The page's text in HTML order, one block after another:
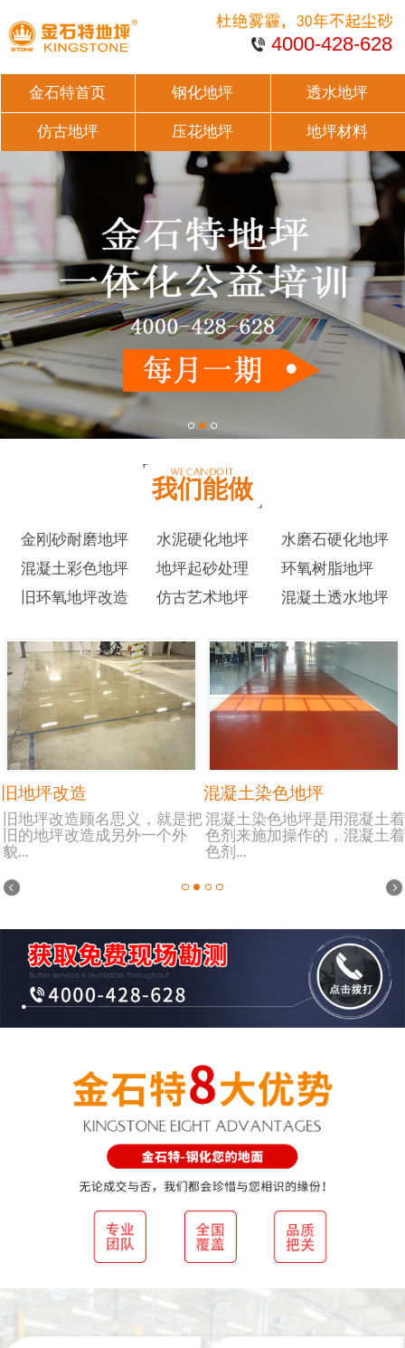
4000-428-628
金石特首页 钢化地坪 透水地坪
仿古地坪 压花地坪 地坪材料
我们能做
金刚砂耐磨地坪 水泥硬化地坪
水磨石硬化地坪
混凝土彩色地坪
地坪起砂处理
环氧树脂地坪
旧环氧地坪改造
仿古艺术地坪 混凝土透水地坪
旧地坪改造
旧地坪改造顾名思义，就是把
旧的地坪改造成另外一个外
貌...
混凝土染色地坪
混凝土染色地坪是用混凝土着
色剂来施加操作的，混凝土着
色剂...